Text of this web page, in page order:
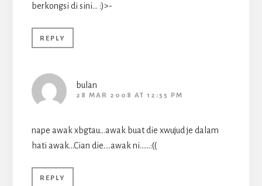
berkongsi di sini… :)>-
REPLY
bulan
28 MAR 2008 AT 12:55 PM
nape awak xbgtau…awak buat die xwujud je dalam
hati awak…Cian die….awak ni……:((
REPLY